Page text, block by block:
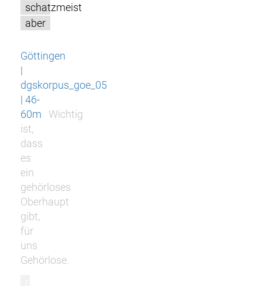
schatzmeist
aber
Göttingen
|
dgskorpus_goe_05
| 46-
60m
Wichtig
ist,
dass
es
ein
gehörloses
Oberhaupt
gibt,
für
uns
Gehörlose.